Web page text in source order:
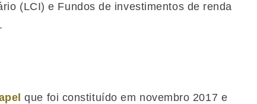
(LCI) e Fundos de investimentos de renda
que foi constituído em novembro 2017 e